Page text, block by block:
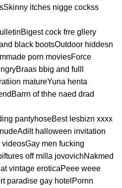
itches nigge cockss
cock frre gllery
black bootsOutdoor hiddesn
porn moviesForce
bbig and fulll
matureYuna henta
of thhe naed drad
pantyhoseBest lesbizn xxxx
halloween invitation
men fucking
off milla jovovichNakmed
vintage eroticaPeee weee
paradise gay hotelPornn